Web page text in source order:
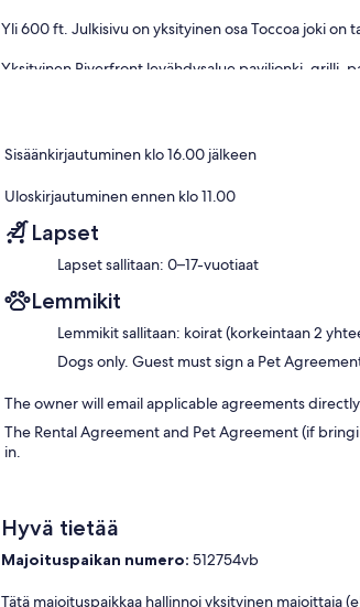
Yli 600 ft. Julkisivu on yksityinen osa Toccoa joki on
Yksityinen Riverfront levähdysalue paviljonki, grilli,
Viihde / Palvelut ovat:
70 "TV perhehuone (Satellite + Netflix + Hulu + Apple
40 "TV kaikissa huoneissa paitsi kerrossänky huone
DVD-soitin Blu-ray
Puskurin biljardipöytä
Pöydän pelejä, palapelejä, kirjoja
Puhelin ilmaiset paikallispuhelut ja kotimaan pitkän
Pesukone / kuivuri
Sisäänkirjautuminen klo 16.00 jälkeen
Uloskirjautuminen ennen klo 11.00
Lapset
Lapset sallitaan: 0–17-vuotiaat
Lemmikit
Lemmikit sallitaan: koirat (korkeintaan 2
Dogs only. Guest must sign a Pet
The owner will email applicable agreements
The Rental Agreement and Pet Agreement (if
in.
Hyvä tietää
Majoituspaikan numero:512754vb
Tätä majoituspaikkaa hallinnoi yksityinen majoittaja